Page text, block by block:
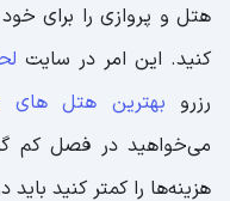
هتل و پروازی را برای خود
کنید. این امر در سایت
رزرو بهترین هتل های
می‌خواهید در فصل کم
هزینه‌ها را کمتر کنید باید